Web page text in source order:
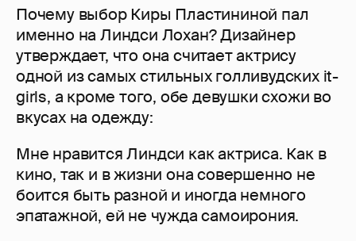
Почему выбор Киры Пластининой пал
именно на Линдси Лохан? Дизайнер
утверждает, что она считает актрису
одной из самых стильных голливудских it-
girls, а кроме того, обе девушки схожи во
вкусах на одежду:
Мне нравится Линдси как актриса. Как в
кино, так и в жизни она совершенно не
боится быть разной и иногда немного
эпатажной, ей не чужда самоирония.